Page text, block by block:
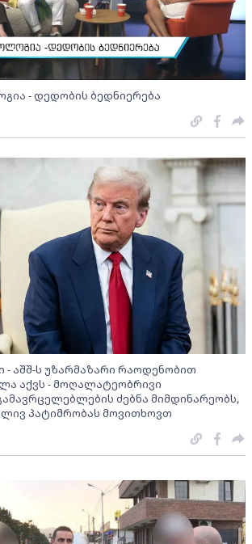
- დედობის ბედნიერება
აშშ-ს უზარმაზარი რაოდენობით
აქვს - მოღალატეობრივი
ძებნა მიმდინარეობს,
პატიმრობას მოვითხოვთ